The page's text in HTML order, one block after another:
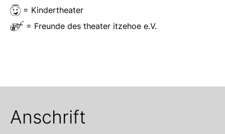
= Kindertheater
= Freunde des theater itzehoe e.V.
Anschrift